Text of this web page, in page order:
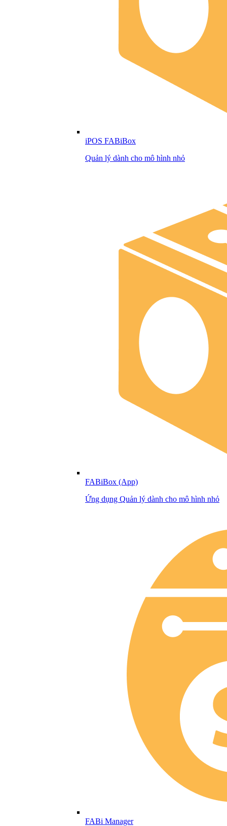
iPOS FABiBox
Quản lý dành cho mô hình nhỏ
FABiBox (App)
Ứng dụng Quản lý dành cho mô hình nhỏ
FABi Manager